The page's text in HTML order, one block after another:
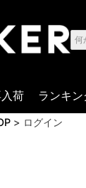
荷 ランキン
ログイン